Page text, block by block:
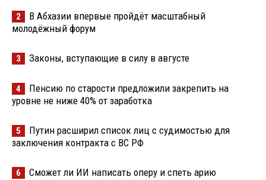
2
В Абхазии впервые пройдёт масштабный
молодёжный форум
3 Законы, вступающие в силу в августе
4
Пенсию по старости предложили закрепить на
уровне не ниже 40% от заработка
5
Путин расширил список лиц с судимостью для
заключения контракта с ВС РФ
6 Сможет ли ИИ написать оперу и спеть арию